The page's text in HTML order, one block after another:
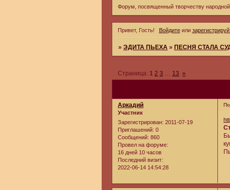
Форум, посвященный творчеству
Привет, Гость! Войдитеили
»ЭДИТА ПЬЕХА »ПЕСНЯ СТАЛА
Страница: 1 2 3 13 »
Аркадий
Участник
Зарегистрирован: 2011-07-19
Приглашений: 0
Сообщений: 860
Провел на форуме:
16 дней 10 часов
Последний визит:
2022-06-14 14:54:28